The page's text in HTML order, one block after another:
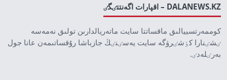
DALANEWS.KZ – اقپارات اگەنتتٸگٸ
كوممەرتسييالىق ماقساتتا سايت ماتەريالدارىن تولىق نەمەسە
ٸشٸنارا كٶشٸرۋگە سايت يەسٸنٸڭ جازباشا رۇقساتىمەن عانا جول
بەرٸلەدٸ.